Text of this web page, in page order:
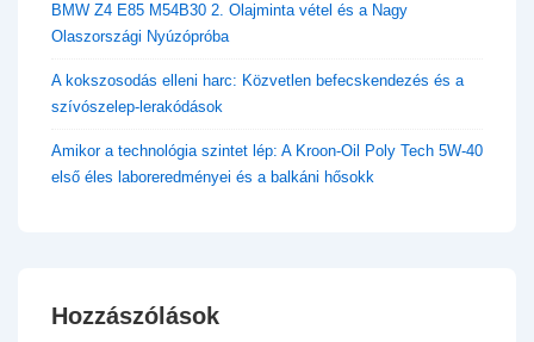
BMW Z4 E85 M54B30 2. Olajminta vétel és a Nagy
Olaszországi Nyúzópróba
A kokszosodás elleni harc: Közvetlen befecskendezés és a
szívószelep-lerakódások
Amikor a technológia szintet lép: A Kroon-Oil Poly Tech 5W-40
első éles laboreredményei és a balkáni hősokk
Hozzászólások